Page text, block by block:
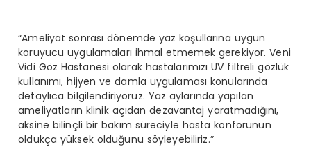
“Ameliyat sonrası dönemde yaz koşullarına uygun
koruyucu uygulamaları ihmal etmemek gerekiyor. Veni
Vidi Göz Hastanesi olarak hastalarımızı UV filtreli gözlük
kullanımı, hijyen ve damla uygulaması konularında
detaylıca bilgilendiriyoruz. Yaz aylarında yapılan
ameliyatların klinik açıdan dezavantaj yaratmadığını,
aksine bilinçli bir bakım süreciyle hasta konforunun
oldukça yüksek olduğunu söyleyebiliriz.”